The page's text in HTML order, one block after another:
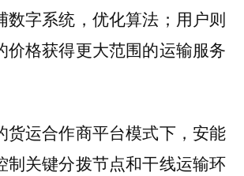
数字系统，优化算法；用户则
价格获得更大范围的运输服务
货运合作商平台模式下，安能
制关键分拨节点和干线运输环